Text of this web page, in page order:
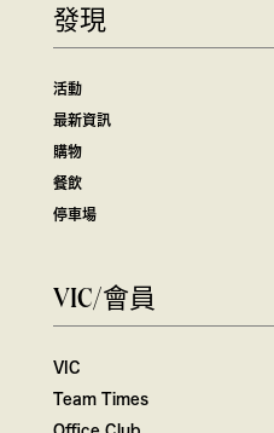
發現
活動
最新資訊
購物
餐飲
停車場
VIC/會員
VIC
Team Times
Office Club